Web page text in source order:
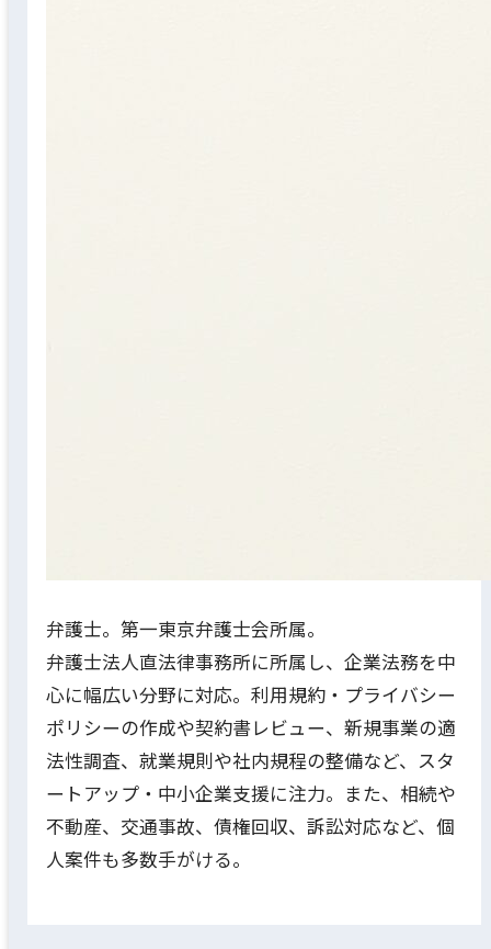
弁護士。第一東京弁護士会所属。
弁護士法人直法律事務所に所属し、企業法務を中
心に幅広い分野に対応。利用規約・プライバシー
ポリシーの作成や契約書レビュー、新規事業の適
法性調査、就業規則や社内規程の整備など、スタ
ートアップ・中小企業支援に注力。また、相続や
不動産、交通事故、債権回収、訴訟対応など、個
人案件も多数手がける。